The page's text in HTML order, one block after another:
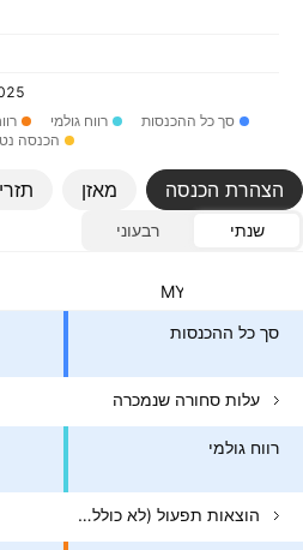
סך כל ההכנסות
רווח גולמי
הכנסה
הצהרת הכנסה מאזן
שנתי
רבעוני
סך כל ההכנסות
עלות סחורה שנמכרה
רווח גולמי
הוצאות תפעול (לא כולל COGS)